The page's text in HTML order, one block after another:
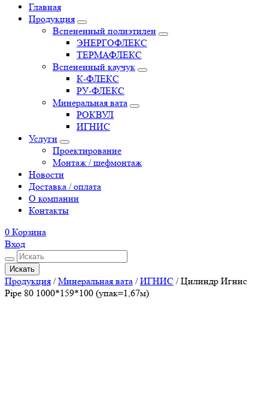
Главная
Продукция
Вспененный полиэтилен
ЭНЕРГОФЛЕКС
ТЕРМАФЛЕКС
Вспененный каучук
К-ФЛЕКС
РУ-ФЛЕКС
Минеральная вата
РОКВУЛ
ИГНИС
Услуги
Проектирование
Монтаж / шефмонтаж
Новости
Доставка / оплата
О компании
Контакты
0 Корзина
Вход
Искать
Продукция /Минеральная вата /ИГНИС /Цилиндр Игнис
Pipe 80 1000*159*100 (упак=1,67м)